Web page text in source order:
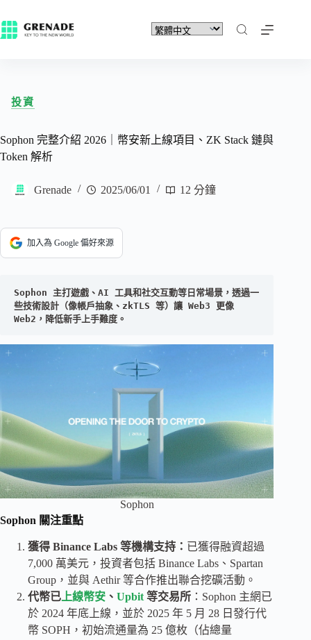
投資
Sophon 完整介紹 2026｜幣安新上線項目、ZK Stack 鏈與
Token 解析
Grenade 2025/06/01 12 分鐘
加入為 Google 偏好來源
Sophon 主打遊戲、AI 工具和社交互動等日常場景，透過一
些技術設計（像帳戶抽象、zkTLS 等）讓 Web3 更像
Web2，降低新手上手難度。
Sophon
Sophon 關注重點
獲得 Binance Labs 等機構支持： 已獲得融資超過
7,000 萬美元，投資者包括 Binance Labs、Spartan
Group，並與 Aethir 等合作推出聯合挖礦活動。
代幣已 上線幣安 、 Upbit 等交易所 ：Sophon 主網已
於 2024 年底上線，並於 2025 年 5 月 28 日發行代
幣 SOPH，初始流通量為 25 億枚（佔總量